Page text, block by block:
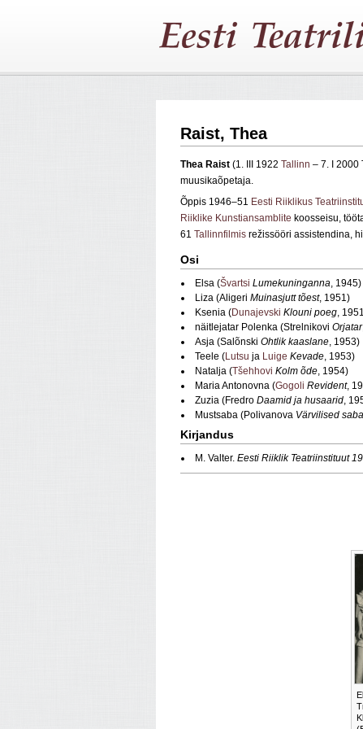
Raist, Thea
Thea Raist (1. III 1922 Tallinn – 7. I 2000
muusikaõpetaja.
Õppis 1946–51 Eesti Riiklikus
Riiklike Kunstiansamblite koosseisu,
61 Tallinnfilmis režissööri assistendina,
Osi
Elsa (Švartsi Lumekuninganna, 1945)
Liza (Aligeri Muinasjutt tõest, 1951)
Ksenia (Dunajevski Klouni poeg,
näitlejatar Polenka (Strelnikovi Orjatar
Asja (Salõnski Ohtlik kaaslane, 1953)
Teele (Lutsu ja Luige Kevade, 1953)
Natalja (Tšehhovi Kolm õde, 1954)
Maria Antonovna (Gogoli Revident,
Zuzia (Fredro Daamid ja husaarid,
Mustsaba (Polivanova Värvilised
Kirjandus
M. Valter. Eesti Riiklik Teatriinstituut